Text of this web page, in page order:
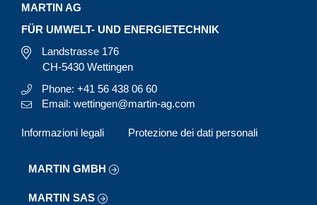
MARTIN AG
FÜR UMWELT- UND ENERGIETECHNIK
Landstrasse 176
CH-5430 Wettingen
Phone: +41 56 438 06 60
Email: wettingen@martin-ag.com
Informazioni legali Protezione dei dati personali
MARTIN GMBH
MARTIN SAS